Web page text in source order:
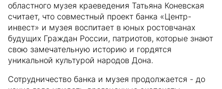
областного музея краеведения Татьяна Коневская
считает, что совместный проект банка «Центр-
инвест» и музея воспитает в юных ростовчанах
будущих Граждан России, патриотов, которые знают
свою замечательную историю и гордятся
уникальной культурой народов Дона.
Сотрудничество банка и музея продолжается - до